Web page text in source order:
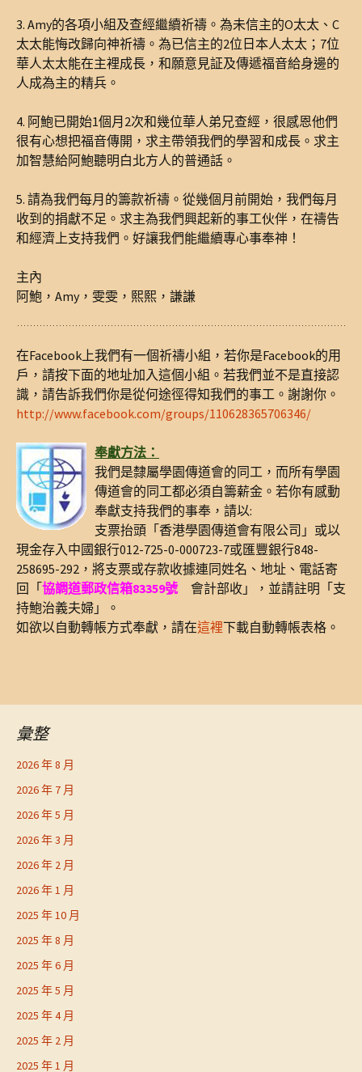
3. Amy的各項小組及查經繼續祈禱。為未信主的O太太、C
太太能悔改歸向神祈禱。為已信主的2位日本人太太；7位
華人太太能在主裡成長，和願意見証及傳遞福音給身邊的
人成為主的精兵。
4. 阿鮑已開始1個月2次和幾位華人弟兄查經，很感恩他們
很有心想把福音傳開，求主帶領我們的學習和成長。求主
加智慧給阿鮑聽明白北方人的普通話。
5. 請為我們每月的籌款祈禱。從幾個月前開始，我們每月
收到的捐獻不足。求主為我們興起新的事工伙伴，在禱告
和經濟上支持我們。好讓我們能繼續專心事奉神！
主內
阿鮑，Amy，雯雯，熙熙，謙謙
在Facebook上我們有一個祈禱小組，若你是Facebook的用
戶，請按下面的地址加入這個小組。若我們並不是直接認
識，請告訴我們你是從何途徑得知我們的事工。謝謝你。
http://www.facebook.com/groups/110628365706346/
奉獻方法：
我們是隸屬學園傳道會的同工，而所有學園
傳道會的同工都必須自籌薪金。若你有感動
奉獻支持我們的事奉，請以:
支票抬頭「香港學園傳道會有限公司」或以
現金存入中國銀行012-725-0-000723-7或匯豐銀行848-
258695-292，將支票或存款收據連同姓名、地址、電話寄
回「協調道郵政信箱83359號 會計部收」，並請註明「支
持鮑治義夫婦」。
如欲以自動轉帳方式奉獻，請在這裡下載自動轉帳表格。
彙整
2026 年 8 月
2026 年 7 月
2026 年 5 月
2026 年 3 月
2026 年 2 月
2026 年 1 月
2025 年 10 月
2025 年 8 月
2025 年 6 月
2025 年 5 月
2025 年 4 月
2025 年 2 月
2025 年 1 月